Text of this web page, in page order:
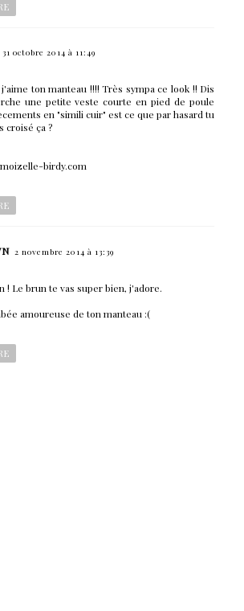
31 octobre 2014 à 11:49
ton manteau !!!! Très sympa ce look !! Dis
une petite veste courte en pied de poule
en "simili cuir" est ce que par hasard tu
croisé ça ?
birdy.com
2 novembre 2014 à 13:39
! Le brun te vas super bien, j'adore.
amoureuse de ton manteau :(